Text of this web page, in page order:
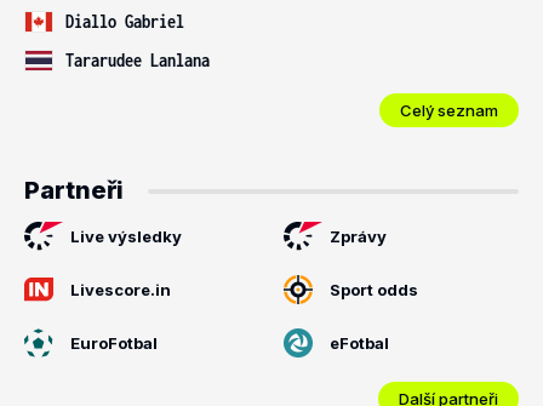
Diallo Gabriel
Tararudee Lanlana
Celý seznam
Partneři
Live výsledky Zprávy
Livescore.in Sport odds
EuroFotbal eFotbal
Další partneři